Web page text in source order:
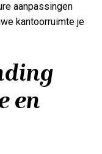
aanpassingen
kantoorruimte je
en